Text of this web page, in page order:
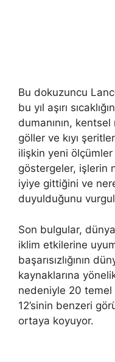
Bu dokuzuncu
bu yıl aşırı
dumanının,
göller ve kıyı
ilişkin yeni
göstergeler, işlerin
iyiye gittiğini ve
duyulduğunu
Son bulgular,
iklim etkilerine
başarısızlığının
kaynaklarına
nedeniyle 20 temel
12’sinin benzeri
ortaya koyuyor.